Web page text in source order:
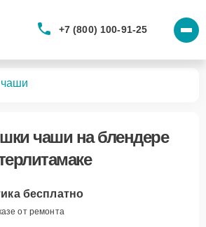
+7 (800) 100-91-25
чаши на блендере
бесплатно
от ремонта